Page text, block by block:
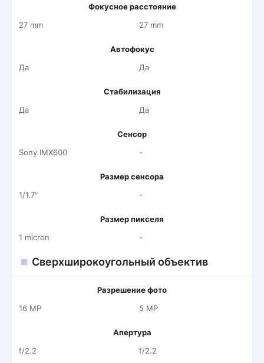
Фокусное расстояние
27 mm
27 mm
Автофокус
Да
Да
Стабилизация
Да
Да
Сенсор
Sony IMX600
-
Размер сенсора
1/1.7"
-
Размер пикселя
1 micron
-
Сверхширокоугольный объектив
Разрешение фото
16 MP
5 MP
Апертура
f/2.2
f/2.2